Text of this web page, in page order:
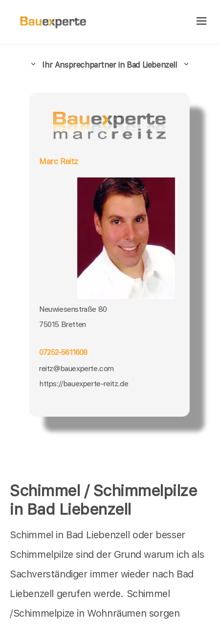
Schimmel / Schimmelpilze
in Bad Liebenzell
Schimmel in Bad Liebenzell oder besser
Schimmelpilze sind der Grund warum ich als
Sachverständiger immer wieder nach Bad
Liebenzell gerufen werde. Schimmel
/Schimmelpize in Wohnräumen sorgen
Ihr Ansprechpartner in Bad Liebenzell
Marc Reitz
Neuwiesenstraße 80
75015 Bretten
07252-5611608
reitz@bauexperte.com
https://bauexperte-reitz.de